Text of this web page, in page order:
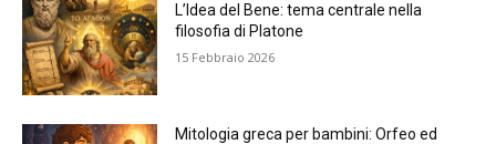
L’Idea del Bene: tema centrale nella
filosofia di Platone
15 Febbraio 2026
Mitologia greca per bambini: Orfeo ed